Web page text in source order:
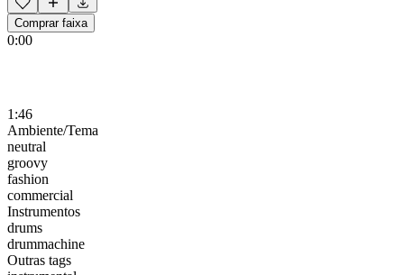
Comprar faixa
0:00
1:46
Ambiente/Tema
neutral
groovy
fashion
commercial
Instrumentos
drums
drummachine
Outras tags